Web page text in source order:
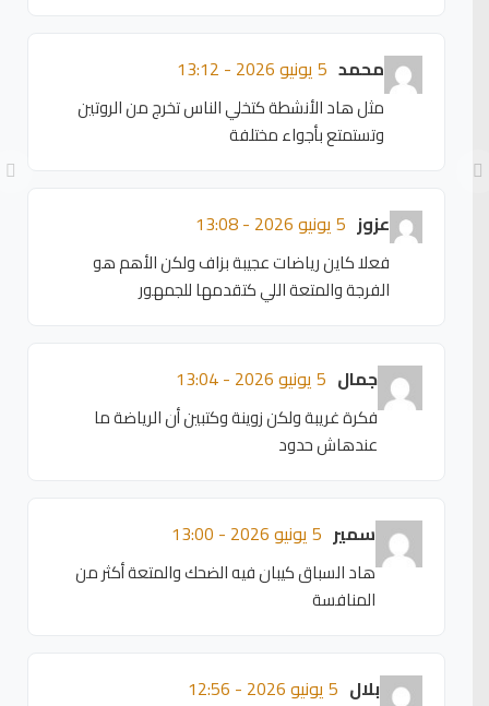
محمد 5 يونيو 2026 - 13:12
مثل هاد الأنشطة كتخلي الناس تخرج من الروتين
وتستمتع بأجواء مختلفة
عزوز 5 يونيو 2026 - 13:08
فعلا كاين رياضات عجيبة بزاف ولكن الأهم هو
الفرجة والمتعة اللي كتقدمها للجمهور
جمال 5 يونيو 2026 - 13:04
فكرة غريبة ولكن زوينة وكتبين أن الرياضة ما
عندهاش حدود
سمير 5 يونيو 2026 - 13:00
هاد السباق كيبان فيه الضحك والمتعة أكثر من
المنافسة
بلال 5 يونيو 2026 - 12:56